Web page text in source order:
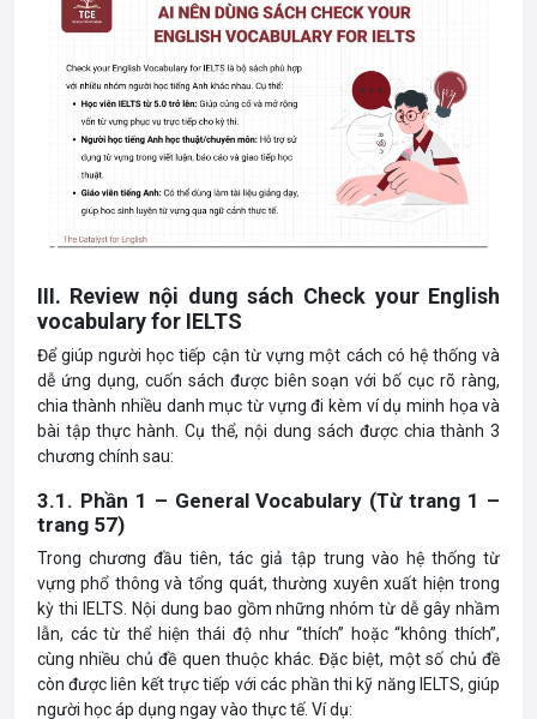
III. Review nội dung sách Check your English
vocabulary for IELTS
Để giúp người học tiếp cận từ vựng một cách có hệ thống và
dễ ứng dụng, cuốn sách được biên soạn với bố cục rõ ràng,
chia thành nhiều danh mục từ vựng đi kèm ví dụ minh họa và
bài tập thực hành. Cụ thể, nội dung sách được chia thành 3
chương chính sau:
3.1. Phần 1 – General Vocabulary (Từ trang 1 –
trang 57)
Trong chương đầu tiên, tác giả tập trung vào hệ thống từ
vựng phổ thông và tổng quát, thường xuyên xuất hiện trong
kỳ thi IELTS. Nội dung bao gồm những nhóm từ dễ gây nhầm
lẫn, các từ thể hiện thái độ như “thích” hoặc “không thích”,
cùng nhiều chủ đề quen thuộc khác. Đặc biệt, một số chủ đề
còn được liên kết trực tiếp với các phần thi kỹ năng IELTS, giúp
người học áp dụng ngay vào thực tế. Ví dụ: